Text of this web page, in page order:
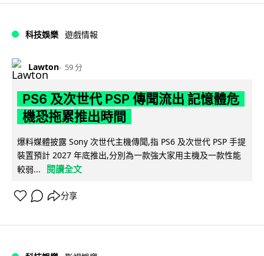
科技娛樂 遊戲情報
Lawton 59 分
PS6 及次世代 PSP 傳聞流出 記憶體危
機恐拖累推出時間
爆料媒體披露 Sony 次世代主機傳聞,指 PS6 及次世代 PSP 手提
裝置預計 2027 年底推出,分別為一款強大家用主機及一款性能
較弱...
閱讀全文
分享